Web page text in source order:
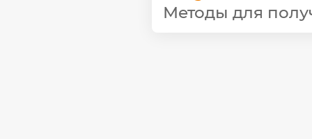
Методы для